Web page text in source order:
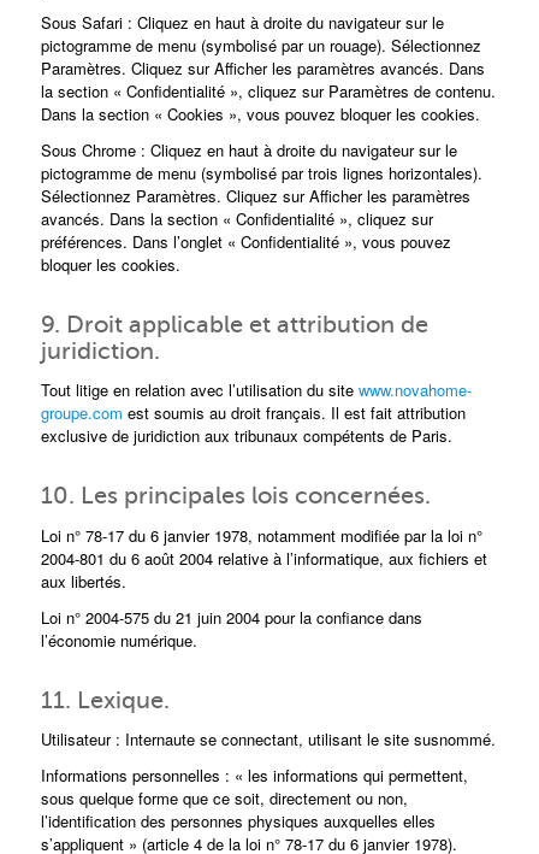
Sous Safari : Cliquez en haut à droite du navigateur sur le
pictogramme de menu (symbolisé par un rouage). Sélectionnez
Paramètres. Cliquez sur Afficher les paramètres avancés. Dans
la section « Confidentialité », cliquez sur Paramètres de contenu.
Dans la section « Cookies », vous pouvez bloquer les cookies.
Sous Chrome : Cliquez en haut à droite du navigateur sur le
pictogramme de menu (symbolisé par trois lignes horizontales).
Sélectionnez Paramètres. Cliquez sur Afficher les paramètres
avancés. Dans la section « Confidentialité », cliquez sur
préférences. Dans l’onglet « Confidentialité », vous pouvez
bloquer les cookies.
9. Droit applicable et attribution de
juridiction.
Tout litige en relation avec l’utilisation du site www.novahome-
groupe.com est soumis au droit français. Il est fait attribution
exclusive de juridiction aux tribunaux compétents de Paris.
10. Les principales lois concernées.
Loi n° 78-17 du 6 janvier 1978, notamment modifiée par la loi n°
2004-801 du 6 août 2004 relative à l’informatique, aux fichiers et
aux libertés.
Loi n° 2004-575 du 21 juin 2004 pour la confiance dans
l’économie numérique.
11. Lexique.
Utilisateur : Internaute se connectant, utilisant le site susnommé.
Informations personnelles : « les informations qui permettent,
sous quelque forme que ce soit, directement ou non,
l’identification des personnes physiques auxquelles elles
s’appliquent » (article 4 de la loi n° 78-17 du 6 janvier 1978).